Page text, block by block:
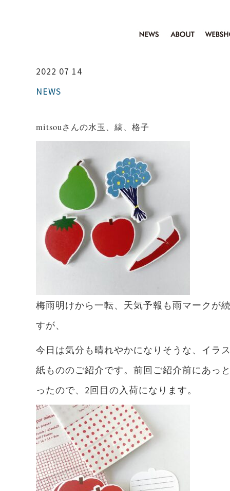
2022 07 14
NEWS
mitsouさんの水玉、縞、格子
梅雨明けから一転、天気予報も雨マークが
すが、
今日は気分も晴れやかになりそうな、イラ
紙もののご紹介です。前回ご紹介前にあっ
ったので、2回目の入荷になります。